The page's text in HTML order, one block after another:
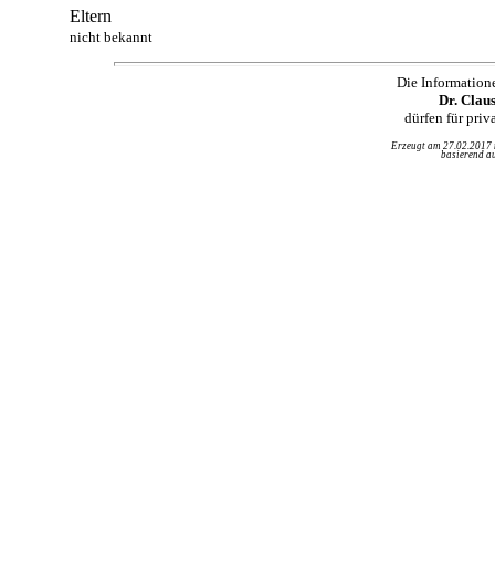
Eltern
nicht bekannt
Die
Dr.
dürfen für
Erzeugt am
basierend